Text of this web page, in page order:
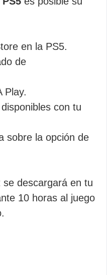
en la PS5.
de
Play.
con tu
sobre la opción de
descargará en tu
10 horas al juego